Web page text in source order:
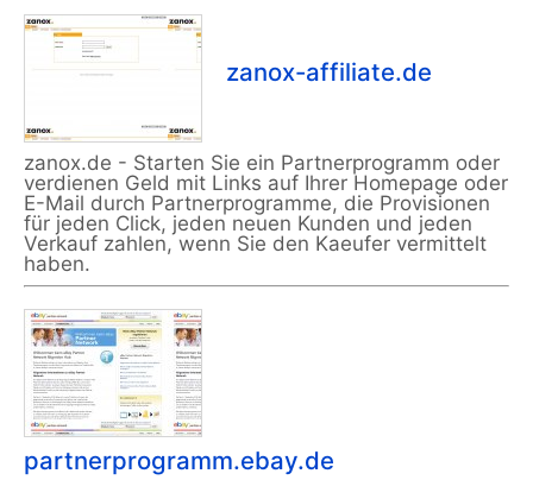
zanox-affiliate.de
zanox.de - Starten Sie ein Partnerprogramm oder
verdienen Geld mit Links auf Ihrer Homepage oder
E-Mail durch Partnerprogramme, die Provisionen
für jeden Click, jeden neuen Kunden und jeden
Verkauf zahlen, wenn Sie den Kaeufer vermittelt
haben.
partnerprogramm.ebay.de